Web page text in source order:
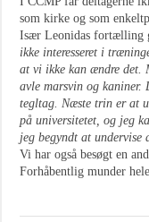
som kirke og som
Især Leonidas fortælling
ikke interesseret i
at vi ikke kan ændre det.
avle marsvin og kaniner.
tegltag. Næste trin er at
på universitetet, og jeg
jeg begyndt at undervise
Vi har også besøgt en
Forhåbentlig munder